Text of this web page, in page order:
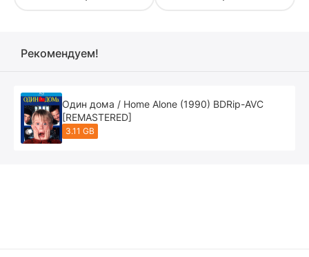
Рекомендуем!
Один дома / Home Alone (1990) BDRip-AVC
[REMASTERED]
3.11 GB